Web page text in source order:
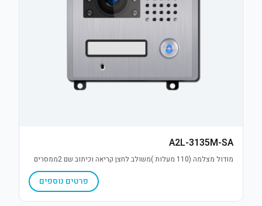
A2L-3135M-SA
מודול מצלמה (110 מעלות )משולב לחצן קריאה וכיתוב שם 2ממסרים
פרטים נוספים